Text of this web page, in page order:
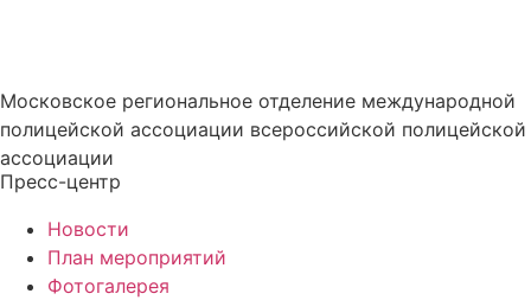
Московское региональное отделение международной
полицейской ассоциации всероссийской полицейской
ассоциации
Пресс-центр
Новости
План мероприятий
Фотогалерея